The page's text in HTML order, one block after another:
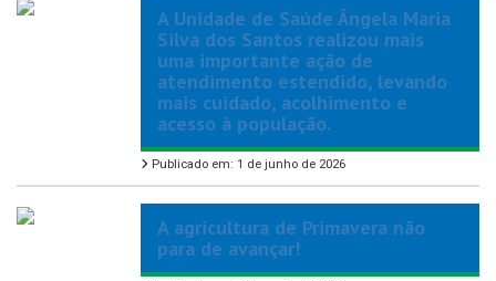
A Unidade de Saúde Ângela Maria
Silva dos Santos realizou mais
uma importante ação de
atendimento estendido, levando
mais cuidado, acolhimento e
acesso à população.
Publicado em: 1 de junho de 2026
A agricultura de Primavera não
para de avançar!